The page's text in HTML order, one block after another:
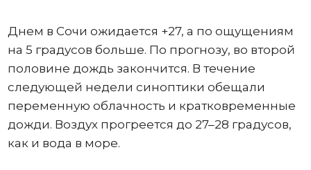
Днем в Сочи ожидается +27, а по ощущениям
на 5 градусов больше. По прогнозу, во второй
половине дождь закончится. В течение
следующей недели синоптики обещали
переменную облачность и кратковременные
дожди. Воздух прогреется до 27–28 градусов,
как и вода в море.